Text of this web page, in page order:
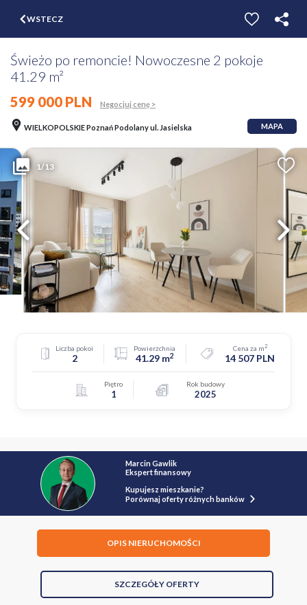
WSTECZ
Świeżo po remoncie! Nowoczesne 2 pokoje
41.29 m²
599 000 PLN
Negocjuj cenę >
WIELKOPOLSKIE Poznań Podolany ul. Jasielska MAPA
1/13
Liczba pokoi
2
Powierzchnia
41.29 m2
Cena za m2
14 507 PLN
Piętro
1
Rok budowy
2025
Marcin Gawlik
Ekspert finansowy
Kupujesz mieszkanie?
Porównaj oferty różnych banków
OPIS NIERUCHOMOŚCI
SZCZEGÓŁY OFERTY